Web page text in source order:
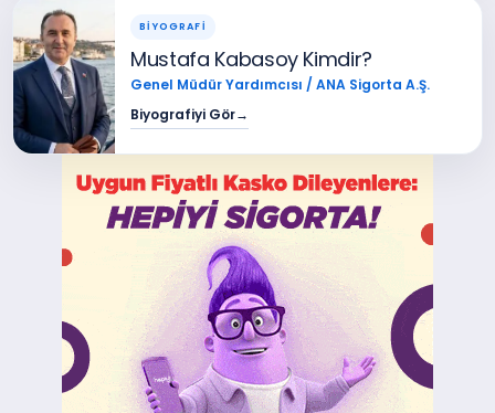
BİYOGRAFİ
Mustafa Kabasoy Kimdir?
Genel Müdür Yardımcısı / ANA Sigorta A.Ş.
Biyografiyi Gör→